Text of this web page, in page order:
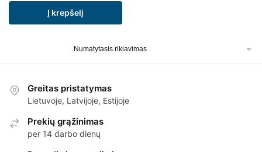
Į krepšelį
Greitas pristatymas
Lietuvoje, Latvijoje, Estijoje
Prekių grąžinimas
per 14 darbo dienų